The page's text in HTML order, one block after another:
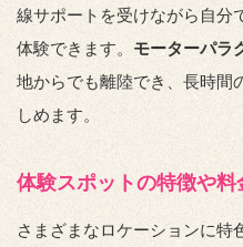
線サポートを受けながら自分
体験できます。 モーターパラ
地からでも離陸でき、長時間
しめます。
体験スポットの特徴や料
さまざまなロケーションに特